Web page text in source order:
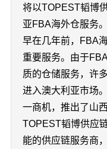
将以TOPEST韬博
亚FBA海外仓服务。
早在几年前，FBA
重要服务。由于
质的仓储服务，许
进入澳大利亚市场
一商机，推出了山
TOPEST韬博供应
能的供应链服务商